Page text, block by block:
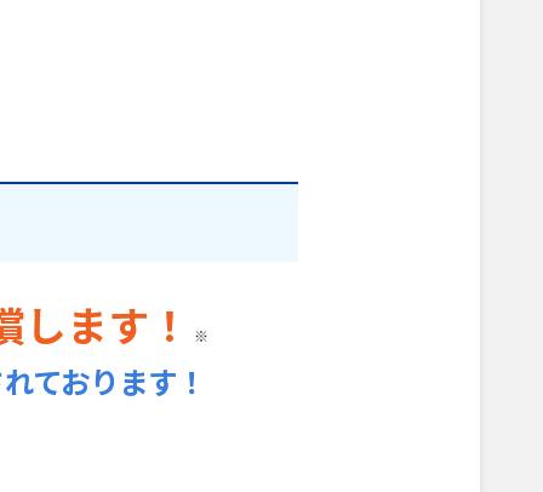
ます！ ※
ております！